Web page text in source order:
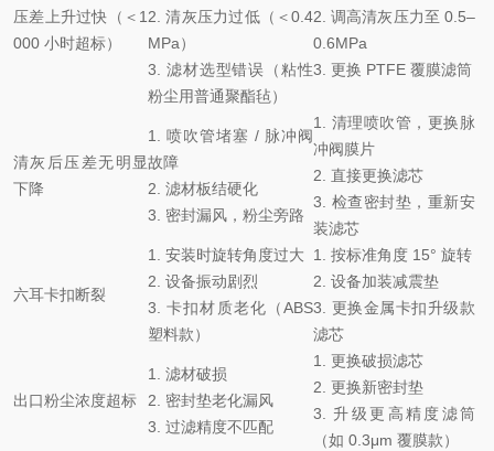
压差上升过快（＜1
000 小时超标）
2. 清灰压力过低（＜0.4
MPa）
3. 滤材选型错误（粘性
粉尘用普通聚酯毡）
2. 调高清灰压力至 0.5–
0.6MPa
3. 更换 PTFE 覆膜滤筒
清灰后压差无明显
下降
1. 喷吹管堵塞 / 脉冲阀
故障
2. 滤材板结硬化
3. 密封漏风，粉尘旁路
1. 清理喷吹管，更换脉
冲阀膜片
2. 直接更换滤芯
3. 检查密封垫，重新安
装滤芯
六耳卡扣断裂
1. 安装时旋转角度过大
2. 设备振动剧烈
3. 卡扣材质老化（ABS
塑料款）
1. 按标准角度 15° 旋转
2. 设备加装减震垫
3. 更换金属卡扣升级款
滤芯
出口粉尘浓度超标
1. 滤材破损
2. 密封垫老化漏风
3. 过滤精度不匹配
1. 更换破损滤芯
2. 更换新密封垫
3. 升级更高精度滤筒
（如 0.3μm 覆膜款）